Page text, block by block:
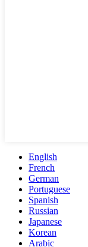
English
French
German
Portuguese
Spanish
Russian
Japanese
Korean
Arabic